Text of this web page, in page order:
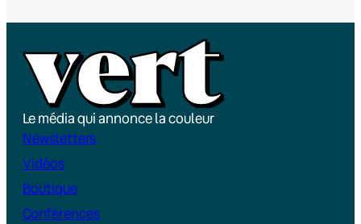
Le média qui annonce la couleur
Newsletters
Vidéos
Boutique
Conférences